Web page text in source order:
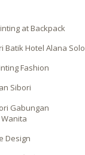
at Backpack
Batik Hotel Alana Solo
Fashion
Sibori
Gabungan
Design